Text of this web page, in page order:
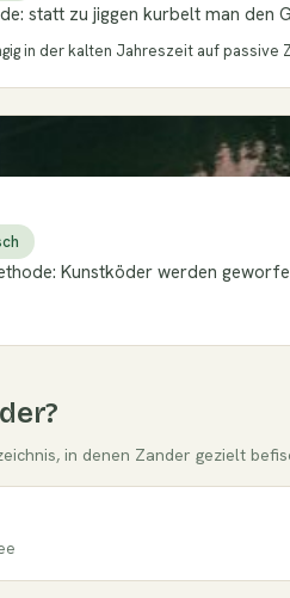
statt zu jiggen kurbelt man
in der kalten Jahreszeit auf passive
Kunstköder werden
in denen Zander gezielt